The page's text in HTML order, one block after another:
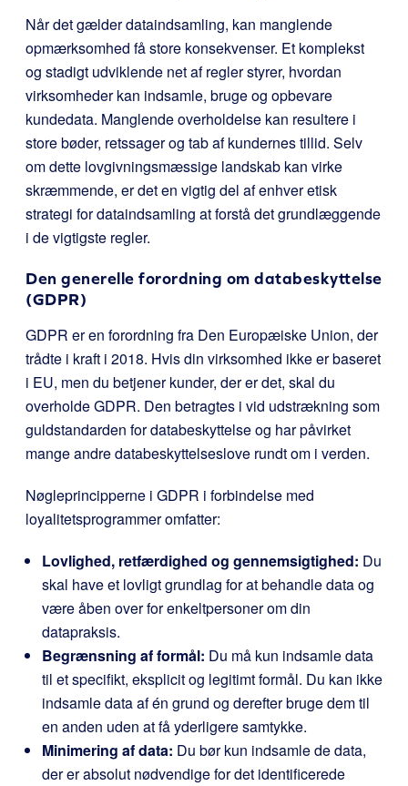
Når det gælder dataindsamling, kan manglende
opmærksomhed få store konsekvenser. Et komplekst
og stadigt udviklende net af regler styrer, hvordan
virksomheder kan indsamle, bruge og opbevare
kundedata. Manglende overholdelse kan resultere i
store bøder, retssager og tab af kundernes tillid. Selv
om dette lovgivningsmæssige landskab kan virke
skræmmende, er det en vigtig del af enhver etisk
strategi for dataindsamling at forstå det grundlæggende
i de vigtigste regler.
Den generelle forordning om databeskyttelse
(GDPR)
GDPR er en forordning fra Den Europæiske Union, der
trådte i kraft i 2018. Hvis din virksomhed ikke er baseret
i EU, men du betjener kunder, der er det, skal du
overholde GDPR. Den betragtes i vid udstrækning som
guldstandarden for databeskyttelse og har påvirket
mange andre databeskyttelseslove rundt om i verden.
Nøgleprincipperne i GDPR i forbindelse med
loyalitetsprogrammer omfatter:
Lovlighed, retfærdighed og gennemsigtighed: Du
skal have et lovligt grundlag for at behandle data og
være åben over for enkeltpersoner om din
datapraksis.
Begrænsning af formål: Du må kun indsamle data
til et specifikt, eksplicit og legitimt formål. Du kan ikke
indsamle data af én grund og derefter bruge dem til
en anden uden at få yderligere samtykke.
Minimering af data: Du bør kun indsamle de data,
der er absolut nødvendige for det identificerede